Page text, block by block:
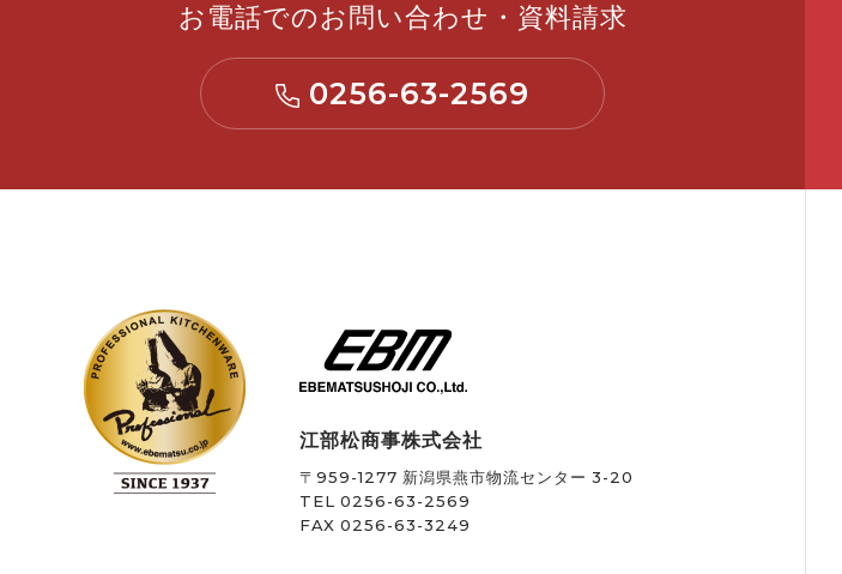
お電話でのお問い合わせ ・ 資料請求
0256-63-2569
江部松商事株式会社
〒959-1277 新潟県燕市物流センター 3-20
TEL 0256-63-2569
FAX 0256-63-3249